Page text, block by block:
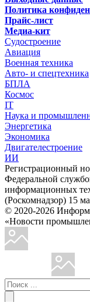
Политика
Прайс-лист
Медиа-кит
Судостроение
Авиация
Военная техника
Авто- и спецтехника
БПЛА
Космос
IT
Наука и
Энергетика
Экономика
Двигателестроение
ИИ
Регистрационный
Федеральной
информационных
(Роскомнадзор) 15
© 2020-2026
«Новости